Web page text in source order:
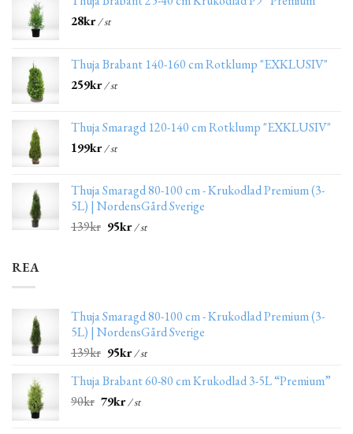
28kr/ st
Thuja Brabant 140-160 cm Rotklump "EXKLUSIV"
259kr/ st
Thuja Smaragd 120-140 cm Rotklump "EXKLUSIV"
199kr/ st
Thuja Smaragd 80-100 cm - Krukodlad Premium (3-
5L) | NordensGård Sverige
139kr 95kr/ st
REA
Thuja Smaragd 80-100 cm - Krukodlad Premium (3-
5L) | NordensGård Sverige
139kr 95kr/ st
Thuja Brabant 60-80 cm Krukodlad 3-5L “Premium”
90kr 79kr/ st